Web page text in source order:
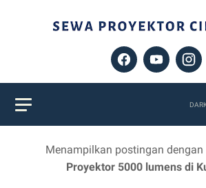
Menampilkan postingan dengan
Proyektor 5000 lumens di